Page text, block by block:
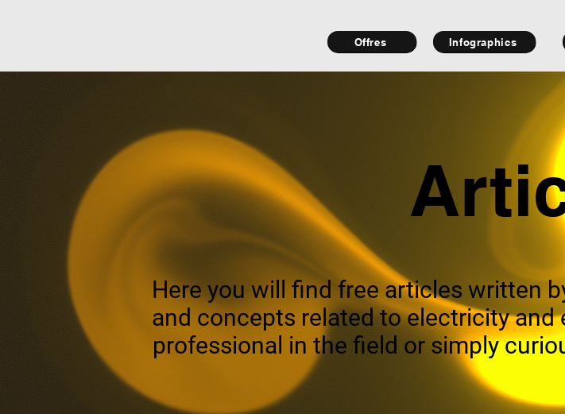
Offres Infographics
Here you will find free articles written
and concepts related to electricity and
professional in the field or simply